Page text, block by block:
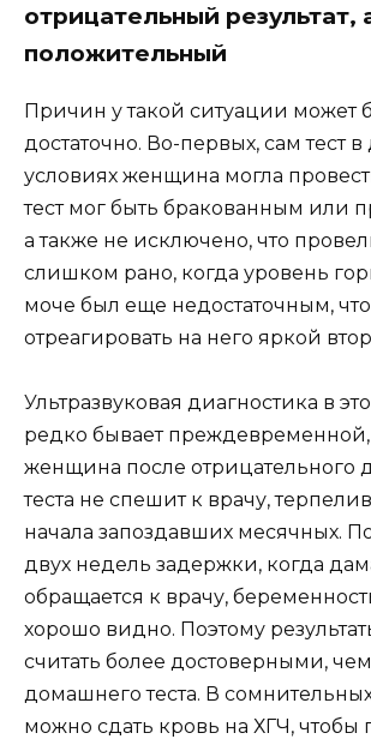
отрицательный
положительный
Причин у такой ситуации может
достаточно. Во-первых, сам тест
условиях женщина могла
тест мог быть бракованным или
а также не исключено, что
слишком рано, когда уровень
моче был еще недостаточным,
отреагировать на него яркой
Ультразвуковая диагностика в
редко бывает преждевременной,
женщина после отрицательного
теста не спешит к врачу,
начала запоздавших месячных.
двух недель задержки, когда
обращается к врачу,
хорошо видно. Поэтому
считать более достоверными, чем
домашнего теста. В
можно сдать кровь на ХГЧ, чтобы